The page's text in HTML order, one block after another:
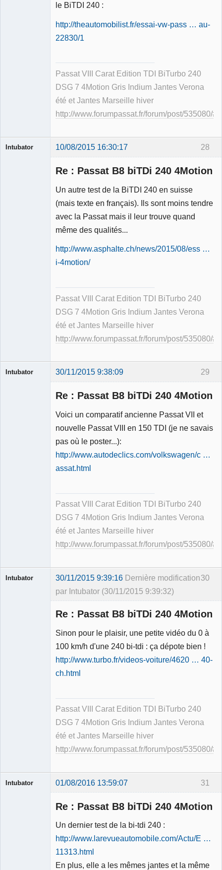
le BiTDI 240 :
http://theautomobilist.fr/essai-vw-pass … au-
22830/1
Passat VIII Carat Edition TDI BiTurbo 240
DSG 7 4Motion Gris Indium Jantes Verona
été et Jantes Marseille hiver
http://www.forumpassat.fr/forum/post/535080/
28
Intubator 10/08/2015 16:30:17
Re : Passat B8 biTDi 240 4Motion
Un autre test de la BiTDI 240 en suisse
(mais texte en français). Ils sont moins tendre
avec la Passat mais il leur trouve quand
même des qualités...
http://www.asphalte.ch/news/2015/08/ess …
i-4motion/
Passat VIII Carat Edition TDI BiTurbo 240
DSG 7 4Motion Gris Indium Jantes Verona
été et Jantes Marseille hiver
http://www.forumpassat.fr/forum/post/535080/
29
Intubator 30/11/2015 9:38:09
Re : Passat B8 biTDi 240 4Motion
Voici un comparatif ancienne Passat VII et
nouvelle Passat VIII en 150 TDI (je ne savais
pas où le poster...):
http://www.autodeclics.com/volkswagen/c …
assat.html
Passat VIII Carat Edition TDI BiTurbo 240
DSG 7 4Motion Gris Indium Jantes Verona
été et Jantes Marseille hiver
http://www.forumpassat.fr/forum/post/535080/
30
Intubator 30/11/2015 9:39:16 Dernière modification
par Intubator (30/11/2015 9:39:32)
Re : Passat B8 biTDi 240 4Motion
Sinon pour le plaisir, une petite vidéo du 0 à
100 km/h d'une 240 bi-tdi : ça dépote bien !
http://www.turbo.fr/videos-voiture/4620 … 40-
ch.html
Passat VIII Carat Edition TDI BiTurbo 240
DSG 7 4Motion Gris Indium Jantes Verona
été et Jantes Marseille hiver
http://www.forumpassat.fr/forum/post/535080/
31
Intubator 01/08/2016 13:59:07
Re : Passat B8 biTDi 240 4Motion
Un dernier test de la bi-tdi 240 :
http://www.larevueautomobile.com/Actu/E …
11313.html
En plus, elle a les mêmes jantes et la même